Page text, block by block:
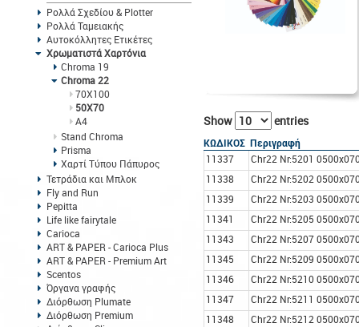
Ρολλά Σχεδίου & Plotter
Ρολλά Ταμειακής
Αυτοκόλλητες Ετικέτες
Χρωματιστά Χαρτόνια
Chroma 19
Chroma 22
70X100
50X70
A4
Stand Chroma
Prisma
Χαρτί Τύπου Πάπυρος
Τετράδια και Μπλοκ
Fly and Run
Pepitta
Life like fairytale
Carioca
ART & PAPER - Carioca Plus
ART & PAPER - Premium Art
Scentos
Όργανα γραφής
Διόρθωση Plumate
Διόρθωση Premium
Show entries
ΚΩΔΙΚΟΣ Περιγραφή
11337
Chr22 Nr:5201
11338
Chr22 Nr:5202
11339
Chr22 Nr:5203
11341
Chr22 Nr:5205
11343
Chr22 Nr:5207
11345
Chr22 Nr:5209
11346
Chr22 Nr:5210
11347
Chr22 Nr:5211
11348
Chr22 Nr:5212